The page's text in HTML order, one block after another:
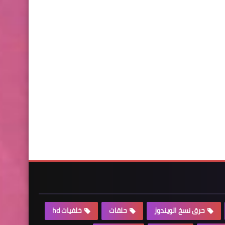
حرق نسخ الويندوز حلقات خلفيات hd